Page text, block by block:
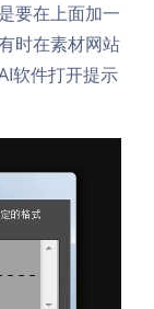
要在上面加一
时在素材网站
软件打开提示